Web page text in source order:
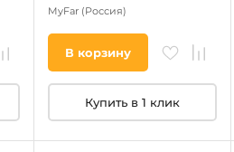
MyFar (Россия)
В корзину
Купить в 1 клик